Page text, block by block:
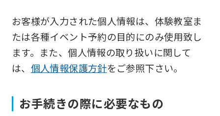
お客様が入力された個人情報は、体験教室ま
たは各種イベント予約の目的にのみ使用致し
ます。また、個人情報の取り扱いに関して
は、 個人情報保護方針をご参照下さい。
お手続きの際に必要なもの
Japanese
version
of
this
website
be